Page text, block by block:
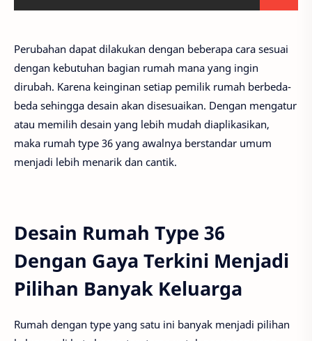
Perubahan dapat dilakukan dengan beberapa cara sesuai
dengan kebutuhan bagian rumah mana yang ingin
dirubah. Karena keinginan setiap pemilik rumah berbeda-
beda sehingga desain akan disesuaikan. Dengan mengatur
atau memilih desain yang lebih mudah diaplikasikan,
maka rumah type 36 yang awalnya berstandar umum
menjadi lebih menarik dan cantik.
Desain Rumah Type 36
Dengan Gaya Terkini Menjadi
Pilihan Banyak Keluarga
Rumah dengan type yang satu ini banyak menjadi pilihan